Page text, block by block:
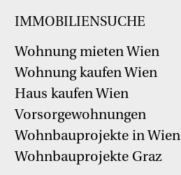
IMMOBILIENSUCHE
Wohnung mieten Wien
Wohnung kaufen Wien
Haus kaufen Wien
Vorsorgewohnungen
Wohnbauprojekte in Wien
Wohnbauprojekte Graz